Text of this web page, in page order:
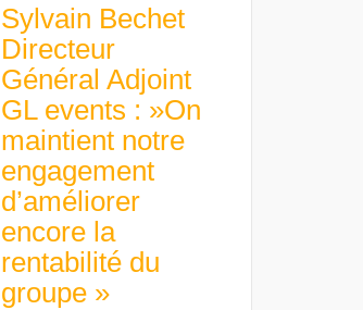
Sylvain Bechet
Directeur
Général Adjoint
GL events : »On
maintient notre
engagement
d’améliorer
encore la
rentabilité du
groupe »